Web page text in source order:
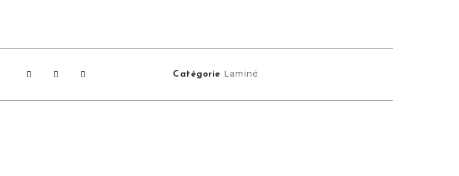
Catégorie Laminé